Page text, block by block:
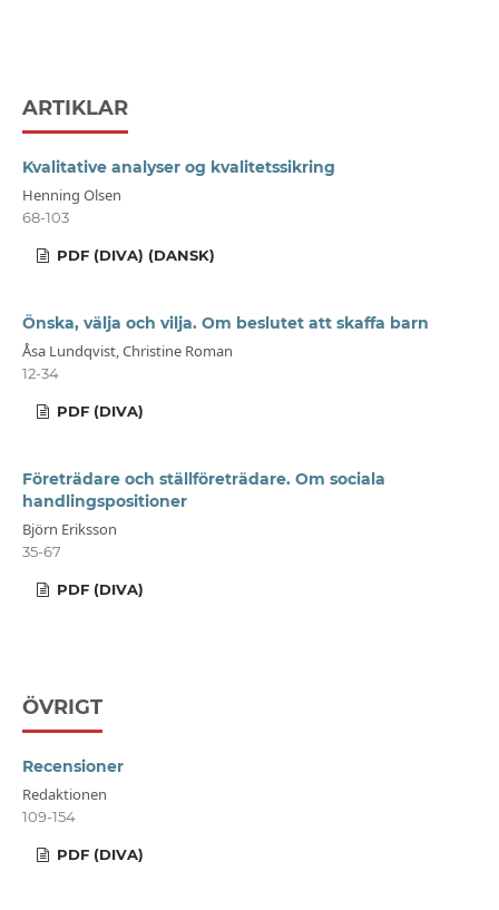
ARTIKLAR
Kvalitative analyser og kvalitetssikring
Henning Olsen
68-103
PDF (DIVA) (DANSK)
Önska, välja och vilja. Om beslutet att skaffa barn
Åsa Lundqvist, Christine Roman
12-34
PDF (DIVA)
Företrädare och ställföreträdare. Om sociala
handlingspositioner
Björn Eriksson
35-67
PDF (DIVA)
ÖVRIGT
Recensioner
Redaktionen
109-154
PDF (DIVA)